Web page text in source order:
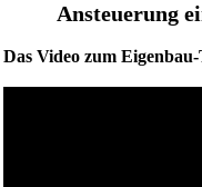
Ansteuerung
Das Video zum